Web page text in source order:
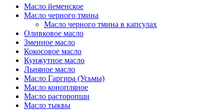
Масло йеменское
Масло черного тмина
Масло черного тмина в капсулах
Оливковое масло
Змеиное масло
Кокосовое масло
Кунжутное масло
Льняное масло
Масло Гаргира (Усьмы)
Масло конопляное
Масло расторопши
Масло тыквы